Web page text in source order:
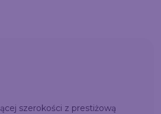
szerokości z prestiżową